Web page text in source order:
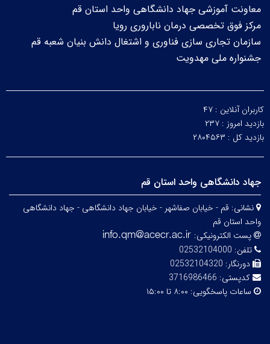
معاونت آموزشی جهاد دانشگاهی واحد استان قم
مرکز فوق تخصصی درمان ناباروری رویا
سازمان تجاری سازی فناوری و اشتغال دانش بنیان شعبه قم
جشنواره ملی مهدویت
کاربران آنلاین : ۴۷
بازدید امروز : ۲۳۷
بازدید کل : ۲۸۰۴۵۶۳
جهاد دانشگاهی واحد استان قم
نشانی: قم - خیابان صفاشهر - خیابان جهاد دانشگاهی - جهاد دانشگاهی
واحد استان قم
پست الکترونیکی:
تلفن: 02532104000
دورنگار: 02532104320
کدپستی: 3716986466
ساعات پاسخگویی: ۸:۰۰ تا ۱۵:۰۰